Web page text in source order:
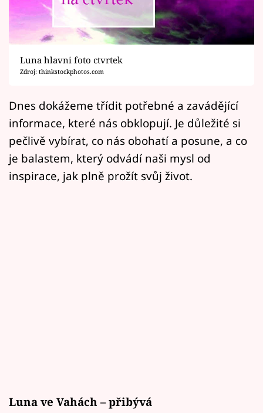
Horoskopy
Sledujte prima+
Filmový festival Karlovy Vary
Mámy sobě
Přihlášení
Luna hlavni foto ctvrtek
Zdroj: thinkstockphotos.com
Dnes dokážeme třídit potřebné a zavádějící
informace, které nás obklopují. Je důležité si
pečlivě vybírat, co nás obohatí a posune, a co
je balastem, který odvádí naši mysl od
inspirace, jak plně prožít svůj život.
Luna ve Vahách – přibývá